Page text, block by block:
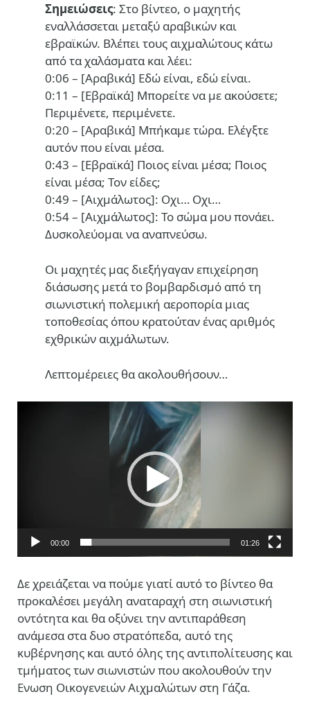
Σημειώσεις: Στο βίντεο, ο μαχητής
εναλλάσσεται μεταξύ αραβικών και
εβραϊκών. Βλέπει τους αιχμαλώτους κάτω
από τα χαλάσματα και λέει:
0:06 – [Αραβικά] Εδώ είναι, εδώ είναι.
0:11 – [Εβραϊκά] Μπορείτε να με ακούσετε;
Περιμένετε, περιμένετε.
0:20 – [Αραβικά] Μπήκαμε τώρα. Ελέγξτε
αυτόν που είναι μέσα.
0:43 – [Εβραϊκά] Ποιος είναι μέσα; Ποιος
είναι μέσα; Τον είδες;
0:49 – [Αιχμάλωτος]: Οχι… Οχι…
0:54 – [Αιχμάλωτος]: Το σώμα μου πονάει.
Δυσκολεύομαι να αναπνεύσω.
Οι μαχητές μας διεξήγαγαν επιχείρηση
διάσωσης μετά το βομβαρδισμό από τη
σιωνιστική πολεμική αεροπορία μιας
τοποθεσίας όπου κρατούταν ένας αριθμός
εχθρικών αιχμάλωτων.
Λεπτομέρειες θα ακολουθήσουν…
00:00 01:26
Δε χρειάζεται να πούμε γιατί αυτό το βίντεο θα
προκαλέσει μεγάλη αναταραχή στη σιωνιστική
οντότητα και θα οξύνει την αντιπαράθεση
ανάμεσα στα δυο στρατόπεδα, αυτό της
κυβέρνησης και αυτό όλης της αντιπολίτευσης και
τμήματος των σιωνιστών που ακολουθούν την
Ενωση Οικογενειών Αιχμαλώτων στη Γάζα.